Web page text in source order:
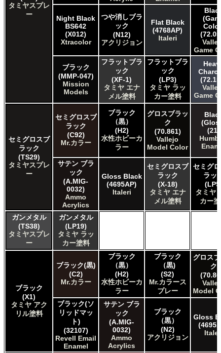
タミヤスプレ
ー
Night Black
BS642
(X012)
Xtracolor
つや消しブラ
ック
(N12)
アクリジョン
Flat Black
(4768AP)
Italeri
Game
ブラック
(MMP-047)
Mission
Models
フラットブラ
ック
(XF-1)
タミヤ エナ
メル塗料
フラットブラ
ック
(LP3)
タミヤ ラッ
カー塗料
Game
セミグロスブ
ラック
(TS29)
タミヤスプレ
ー
セミグロスブ
ラック
(C92)
Mr.カラー
ブラック
（黒）
(H2)
水性ホビーカ
ラー
グロスブラッ
ク
(70.861)
Vallejo
Model Color
(21)
サテン ブラ
ック
(A.MIG-
0032)
Ammo
Acrylics
Gloss Black
(4695AP)
Italeri
セミグロスブ
ラック
(X-18)
タミヤ エナ
メル塗料
セミグ
ラッ
タミヤ
カー
ガンメタル
(TS38)
タミヤスプレ
ー
ガンメタル
(LP19)
タミヤ ラッ
カー塗料
ブラック
(X1)
タミヤ アク
リル塗料
ブラック(黒)
(C2)
Mr.カラー
ブラック
（黒）
(H2)
水性ホビーカ
ラー
ブラック
（黒)
(S2)
Mr.カラース
プレー
グロス
ク
Model
ブラック(ソ
リッドマッ
ト)
(32107)
Revell Email
Enamel
サテン ブラ
ック
(A.MIG-
0032)
Ammo
Acrylics
ブラック
（黒）
(N2)
アクリジョン
Gloss